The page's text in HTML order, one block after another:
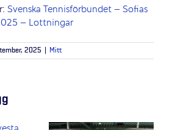
Svenska Tennisförbundet – Sofias
– Lottningar
2025 Mitt